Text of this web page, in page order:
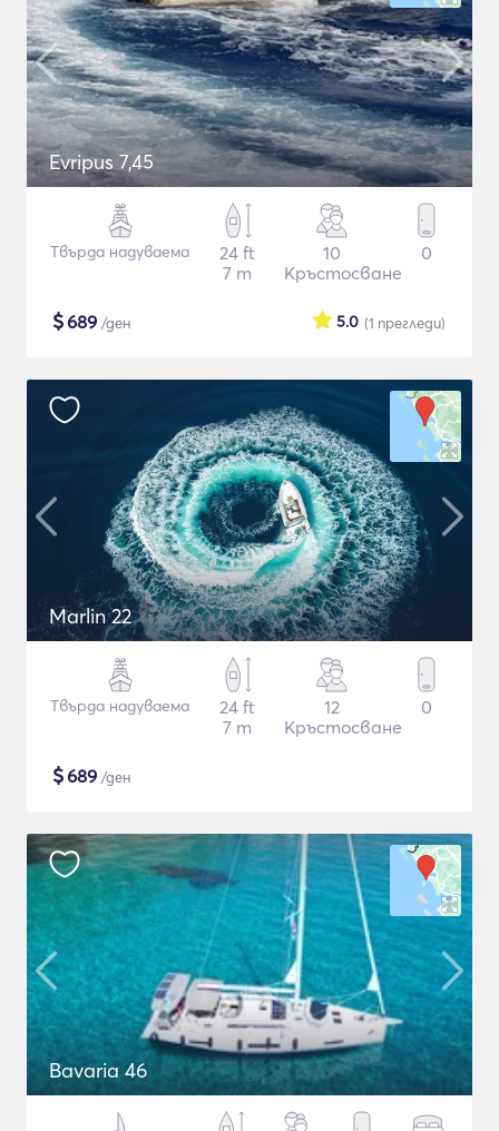
Evripus 7,45
Твърда надуваема
24 ft
7 m
10
Кръстосване
0
$689 /ден (1 прегледи)
5.0
Marlin 22
Твърда надуваема
24 ft
7 m
12
Кръстосване
0
$689 /ден
Bavaria 46